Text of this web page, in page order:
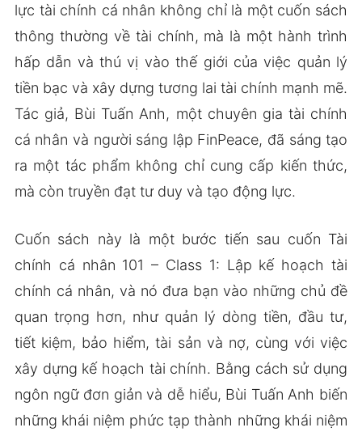
lực tài chính cá nhân không chỉ là một cuốn sách
thông thường về tài chính, mà là một hành trình
hấp dẫn và thú vị vào thế giới của việc quản lý
tiền bạc và xây dựng tương lai tài chính mạnh mẽ.
Tác giả, Bùi Tuấn Anh, một chuyên gia tài chính
cá nhân và người sáng lập FinPeace, đã sáng tạo
ra một tác phẩm không chỉ cung cấp kiến thức,
mà còn truyền đạt tư duy và tạo động lực.
Cuốn sách này là một bước tiến sau cuốn Tài
chính cá nhân 101 – Class 1: Lập kế hoạch tài
chính cá nhân, và nó đưa bạn vào những chủ đề
quan trọng hơn, như quản lý dòng tiền, đầu tư,
tiết kiệm, bảo hiểm, tài sản và nợ, cùng với việc
xây dựng kế hoạch tài chính. Bằng cách sử dụng
ngôn ngữ đơn giản và dễ hiểu, Bùi Tuấn Anh biến
những khái niệm phức tạp thành những khái niệm